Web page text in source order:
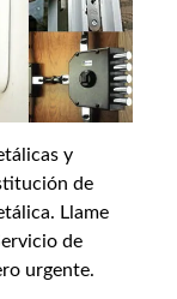
y
de
Llame
de
urgente.